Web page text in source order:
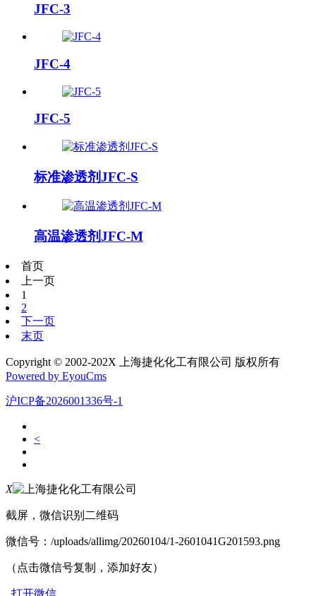
JFC-3
JFC-4
JFC-5
标准渗透剂JFC-S
高温渗透剂JFC-M
首页
上一页
1
2
下一页
末页
Copyright © 2002-202X 上海捷化化工有限公司 版权所有
Powered by EyouCms
沪ICP备2026001336号-1
<
X
截屏，微信识别二维码
微信号： /uploads/allimg/20260104/1-2601041G201593.png
（点击微信号复制，添加好友）
打开微信